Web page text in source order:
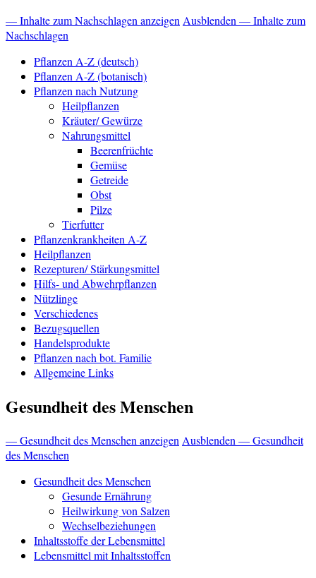
— Inhalte zum Nachschlagen anzeigen Ausblenden — Inhalte zum
Nachschlagen
Pflanzen A-Z (deutsch)
Pflanzen A-Z (botanisch)
Pflanzen nach Nutzung
Heilpflanzen
Kräuter/ Gewürze
Nahrungsmittel
Beerenfrüchte
Gemüse
Getreide
Obst
Pilze
Tierfutter
Pflanzenkrankheiten A-Z
Heilpflanzen
Rezepturen/ Stärkungsmittel
Hilfs- und Abwehrpflanzen
Nützlinge
Verschiedenes
Bezugsquellen
Handelsprodukte
Pflanzen nach bot. Familie
Allgemeine Links
Gesundheit des Menschen
— Gesundheit des Menschen anzeigen Ausblenden — Gesundheit
des Menschen
Gesundheit des Menschen
Gesunde Ernährung
Heilwirkung von Salzen
Wechselbeziehungen
Inhaltsstoffe der Lebensmittel
Lebensmittel mit Inhaltsstoffen